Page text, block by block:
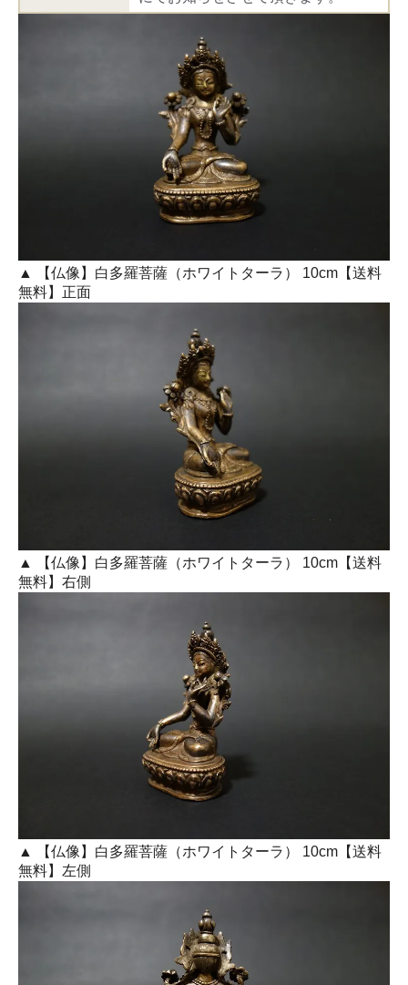
▲ 【仏像】白多羅菩薩（ホワイトターラ） 10cm【送料
無料】正面
▲ 【仏像】白多羅菩薩（ホワイトターラ） 10cm【送料
無料】右側
▲ 【仏像】白多羅菩薩（ホワイトターラ） 10cm【送料
無料】左側